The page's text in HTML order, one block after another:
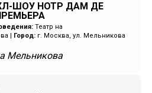
ШОУ НОТР ДАМ ДЕ
Театр на
Город: г. Москва, ул. Мельникова
Мельникова